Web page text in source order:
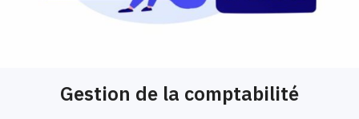
Gestion de la comptabilité